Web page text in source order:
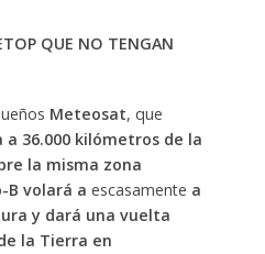
QUE NO TENGAN
Meteosat, que
36.000 kilómetros de la
la misma zona
B volará a escasamente a
y dará una vuelta
la Tierra en